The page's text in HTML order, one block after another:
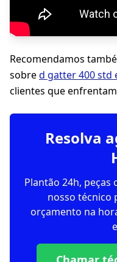
Recomendamos
sobred gatter 400 std
clientes que
Resolva
Plantão 24h, peças
nosso técnico
orçamento na